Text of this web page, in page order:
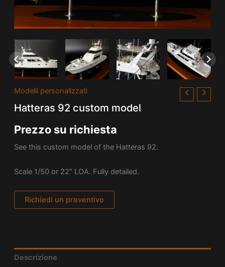
Modelli personalizzati
Hatteras 92 custom model
Prezzo su richiesta
See this custom model of the Hatteras 92.
Scale 1/50 or 22″ LOA. Fully detailed.
Richiedi un preventivo
Descrizione